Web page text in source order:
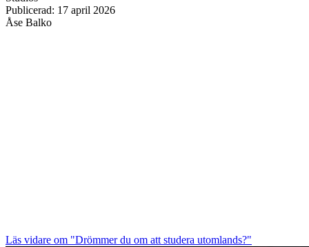
Publicerad: 17 april 2026
Åse Balko
Läs vidare om "Drömmer du om att studera utomlands?"